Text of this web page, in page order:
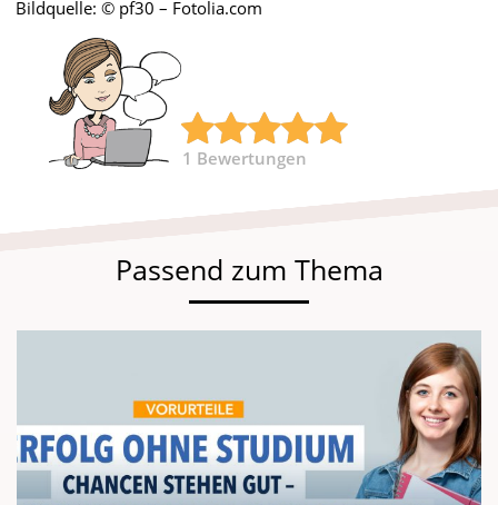
Bildquelle: © pf30 – Fotolia.com
1 Bewertungen
Passend zum Thema